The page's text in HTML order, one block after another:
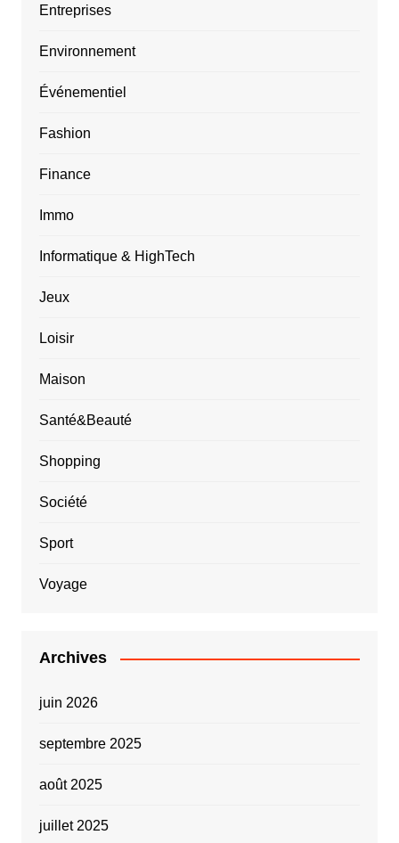
Entreprises
Environnement
Événementiel
Fashion
Finance
Immo
Informatique & HighTech
Jeux
Loisir
Maison
Santé&Beauté
Shopping
Société
Sport
Voyage
Archives
juin 2026
septembre 2025
août 2025
juillet 2025